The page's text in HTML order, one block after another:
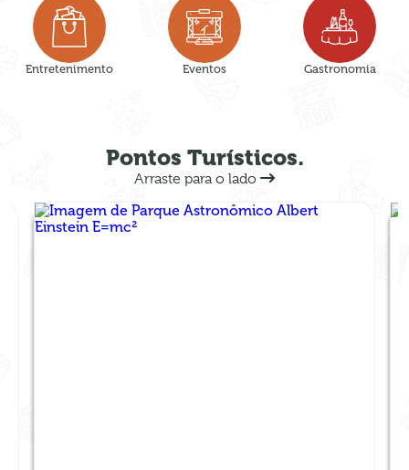
Entretenimento Eventos Gastronomia
Pontos Turísticos.
Arraste para o lado